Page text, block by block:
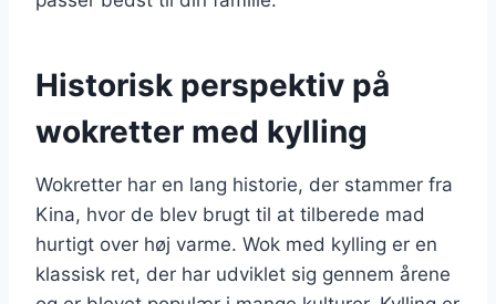
Historisk perspektiv på
wokretter med kylling
Wokretter har en lang historie, der stammer fra
Kina, hvor de blev brugt til at tilberede mad
hurtigt over høj varme. Wok med kylling er en
klassisk ret, der har udviklet sig gennem årene